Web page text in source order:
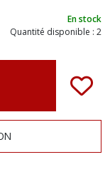
En stock
Quantité disponible : 2